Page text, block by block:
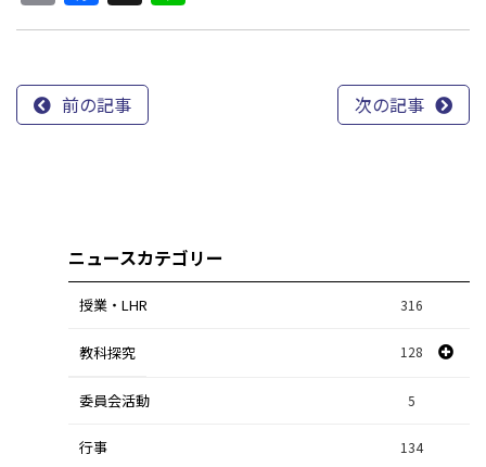
前の記事 次の記事
ニュースカテゴリー
授業・LHR 316
教科探究 128
スポーツ探究 1
課題研究 84
委員会活動 5
行事 134